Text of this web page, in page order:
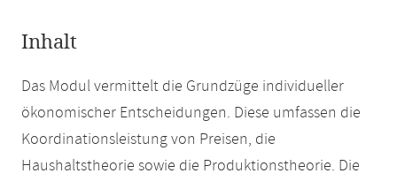
Inhalt
Das Modul vermittelt die Grundzüge individueller
ökonomischer Entscheidungen. Diese umfassen die
Koordinationsleistung von Preisen, die
Haushaltstheorie sowie die Produktionstheorie. Die